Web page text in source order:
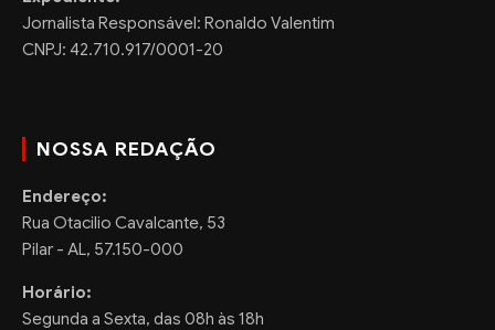
Jornalista Responsável: Ronaldo Valentim
CNPJ: 42.710.917/0001-20
NOSSA REDAÇÃO
Endereço:
Rua Otacilio Cavalcante, 53
Pilar - AL, 57.150-000
Horário:
Segunda a Sexta, das 08h às 18h